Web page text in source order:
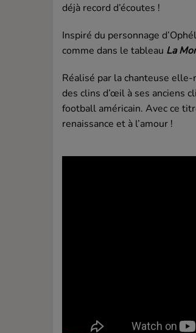
déjà record d’écoutes !
Inspiré du personnage
comme dans le tableau La
Réalisé par la chanteuse
des clins d’œil à ses anciens
football américain. Avec ce
renaissance et à l’amour !